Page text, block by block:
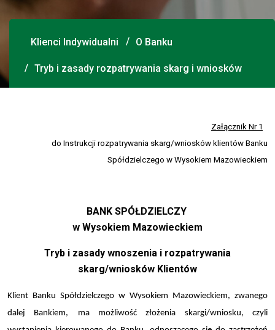
Klienci Indywidualni O Banku
Tryb i zasady rozpatrywania skarg i wniosków
Załącznik Nr 1
do Instrukcji rozpatrywania skarg/wniosków klientów Banku
Spółdzielczego w Wysokiem Mazowieckiem
BANK SPÓŁDZIELCZY
w Wysokiem Mazowieckiem
Tryb i zasady wnoszenia i rozpatrywania
skarg/wniosków Klientów
Klient Banku Spółdzielczego w Wysokiem Mazowieckiem, zwanego
dalej Bankiem,
ma możliwość złożenia skargi/wniosku, czyli